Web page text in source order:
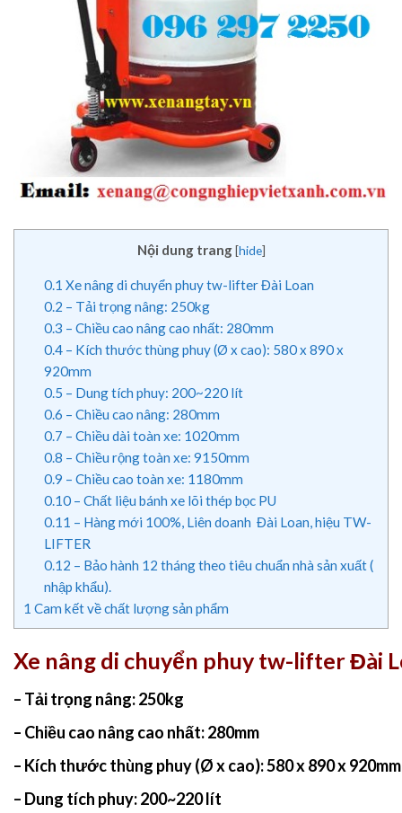
Nội dung trang [hide]
0.1 Xe nâng di chuyển phuy tw-lifter Đài Loan
0.2 – Tải trọng nâng: 250kg
0.3 – Chiều cao nâng cao nhất: 280mm
0.4– Kích thước thùng phuy (Ø x cao): 580 x 890 x
920mm
0.5 – Dung tích phuy: 200~220 lít
0.6 – Chiều cao nâng: 280mm
0.7 – Chiều dài toàn xe: 1020mm
0.8 – Chiều rộng toàn xe: 9150mm
0.9 – Chiều cao toàn xe: 1180mm
0.10– Chất liệu bánh xe lõi thép bọc PU
0.11 – Hàng mới 100%, Liên doanh Đài Loan, hiệu TW-
LIFTER
0.12 – Bảo hành 12 tháng theo tiêu chuẩn nhà sản xuất (
nhập khẩu).
1 Cam kết về chất lượng sản phẩm
Xe nâng di chuyển phuy tw-lifter Đài
– Tải trọng nâng: 250kg
– Chiều cao nâng cao nhất: 280mm
– Kích thước thùng phuy (Ø x cao): 580 x 890 x 920mm
– Dung tích phuy: 200~220 lít